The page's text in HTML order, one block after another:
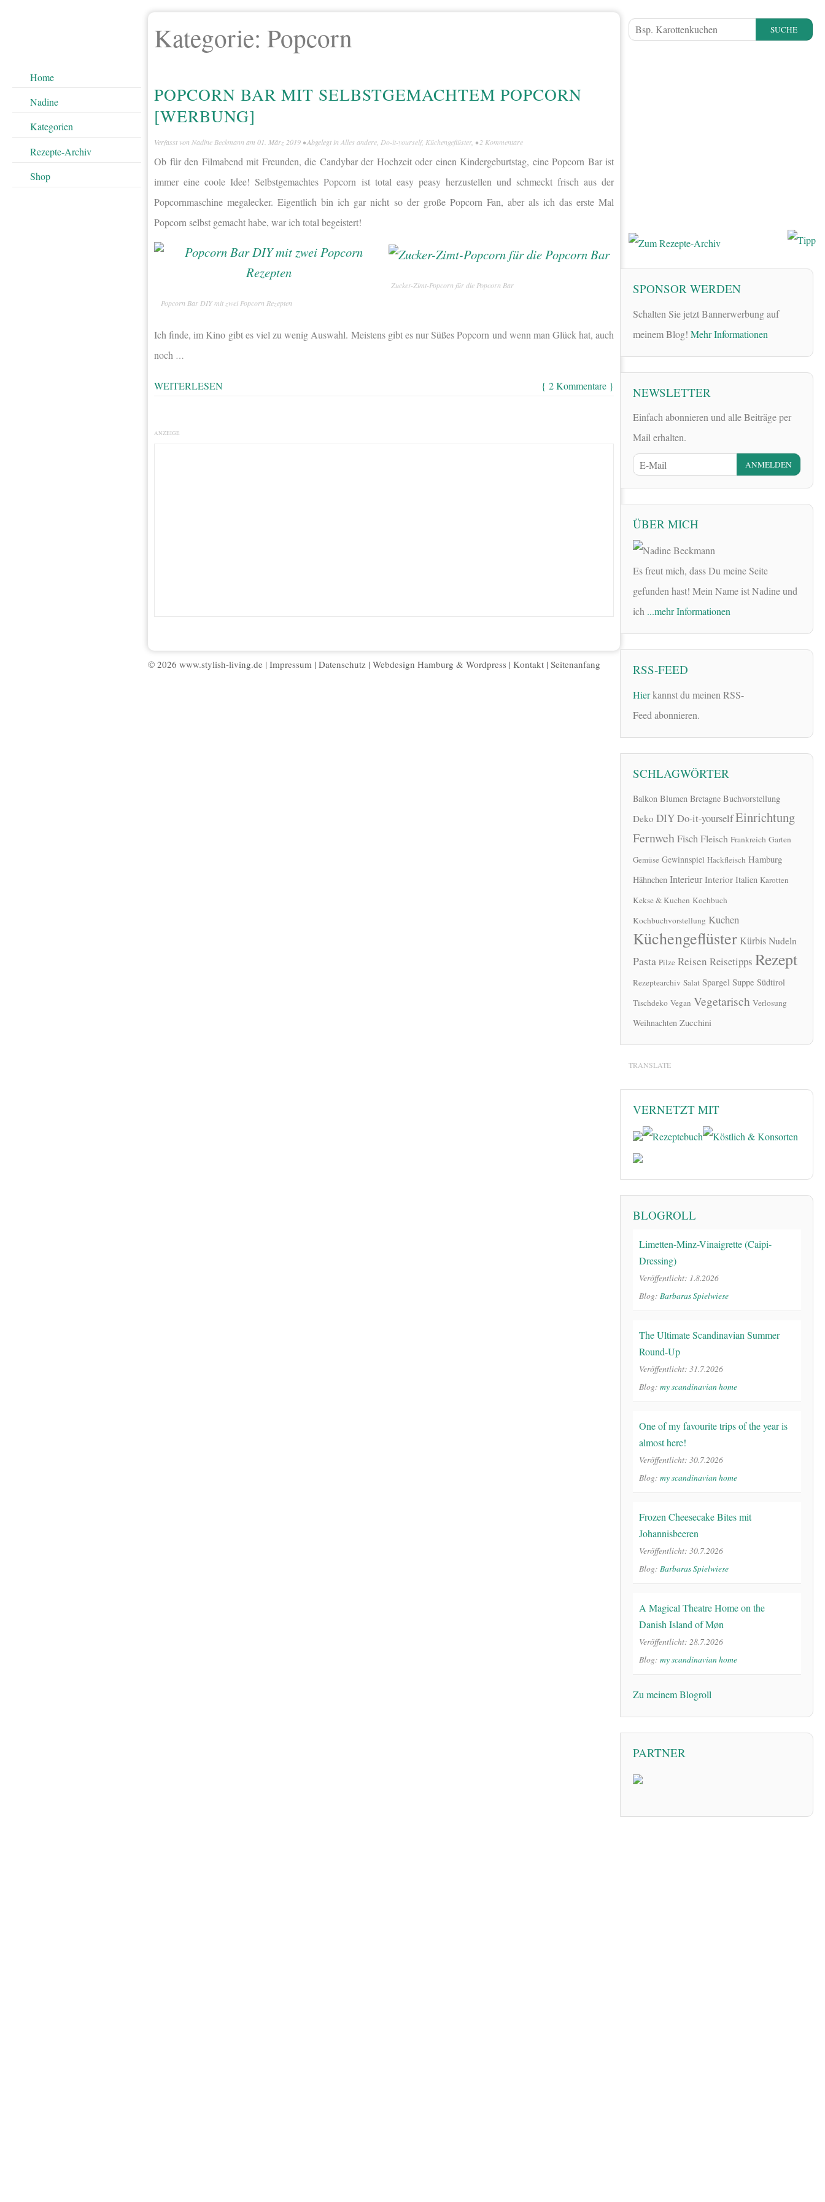
Home
Nadine
Kategorien
Rezepte-Archiv
Shop
Kategorie: Popcorn
POPCORN BAR MIT SELBSTGEMACHTEM POPCORN
[WERBUNG]
Verfasst von Nadine Beckmann am 01. März 2019 • Abgelegt in Alles andere, Do-it-yourself, Küchengeflüster, •2 Kommentare
Ob für den Filmabend mit Freunden, die Candybar der Hochzeit oder einen Kindergeburtstag, eine Popcorn Bar ist
immer eine coole Idee! Selbstgemachtes Popcorn ist total easy peasy herzustellen und schmeckt frisch aus der
Popcornmaschine megalecker. Eigentlich bin ich gar nicht so der große Popcorn Fan, aber als ich das erste Mal
Popcorn selbst gemacht habe, war ich total begeistert!
Popcorn Bar DIY mit zwei Popcorn Rezepten
Zucker-Zimt-Popcorn für die Popcorn Bar
Ich finde, im Kino gibt es viel zu wenig Auswahl. Meistens gibt es nur Süßes Popcorn und wenn man Glück hat, auch
noch …
WEITERLESEN { 2 Kommentare }
ANZEIGE
© 2026 www.stylish-living.de | Impressum | Datenschutz | Webdesign Hamburg & Wordpress | Kontakt | Seitenanfang
SUCHE
SPONSOR WERDEN
Schalten Sie jetzt Bannerwerbung auf
meinem Blog! Mehr Informationen
NEWSLETTER
Einfach abonnieren und alle Beiträge per
Mail erhalten.
ÜBER MICH
Es freut mich, dass Du meine Seite
gefunden hast! Mein Name ist Nadine und
ich ...mehr Informationen
RSS-FEED
Hierkannst du meinen RSS-
Feed abonnieren.
SCHLAGWÖRTER
Balkon Blumen Bretagne Buchvorstellung
Deko DIYDo-it-yourselfEinrichtung
FernwehFischFleisch Frankreich Garten
Gemüse Gewinnspiel Hackfleisch Hamburg
Hähnchen Interieur Interior Italien Karotten
Kekse & Kuchen Kochbuch
Kochbuchvorstellung Kuchen
Küchengeflüster KürbisNudeln
Pasta Pilze Reisen Reisetipps Rezept
Rezeptearchiv Salat Spargel Suppe Südtirol
Tischdeko Vegan Vegetarisch Verlosung
Weihnachten Zucchini
TRANSLATE
VERNETZT MIT
BLOGROLL
Limetten-Minz-Vinaigrette (Caipi-
Dressing)
Veröffentlicht: 1.8.2026
Blog: Barbaras Spielwiese
The Ultimate Scandinavian Summer
Round-Up
Veröffentlicht: 31.7.2026
Blog: my scandinavian home
One of my favourite trips of the year is
almost here!
Veröffentlicht: 30.7.2026
Blog: my scandinavian home
Frozen Cheesecake Bites mit
Johannisbeeren
Veröffentlicht: 30.7.2026
Blog: Barbaras Spielwiese
A Magical Theatre Home on the
Danish Island of Møn
Veröffentlicht: 28.7.2026
Blog: my scandinavian home
Zu meinem Blogroll
PARTNER